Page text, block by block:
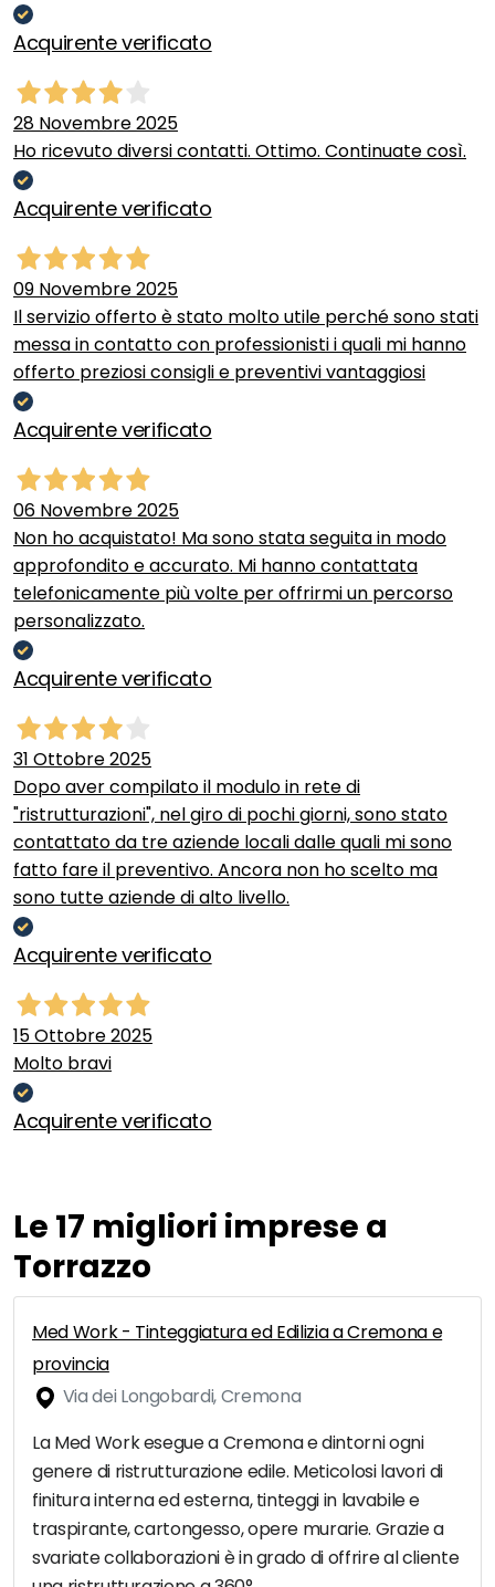
Acquirente verificato
28 Novembre 2025
Ho ricevuto diversi contatti. Ottimo. Continuate così.
Acquirente verificato
09 Novembre 2025
Il servizio offerto è stato molto utile perché sono stati
messa in contatto con professionisti i quali mi hanno
offerto preziosi consigli e preventivi vantaggiosi
Acquirente verificato
06 Novembre 2025
Non ho acquistato! Ma sono stata seguita in modo
approfondito e accurato. Mi hanno contattata
telefonicamente più volte per offrirmi un percorso
personalizzato.
Acquirente verificato
31 Ottobre 2025
Dopo aver compilato il modulo in rete di
"ristrutturazioni", nel giro di pochi giorni, sono stato
contattato da tre aziende locali dalle quali mi sono
fatto fare il preventivo. Ancora non ho scelto ma
sono tutte aziende di alto livello.
Acquirente verificato
15 Ottobre 2025
Molto bravi
Acquirente verificato
Le 17 migliori imprese a
Torrazzo
Med Work - Tinteggiatura ed Edilizia a Cremona e
provincia
Via dei Longobardi, Cremona
La Med Work esegue a Cremona e dintorni ogni
genere di ristrutturazione edile. Meticolosi lavori di
finitura interna ed esterna, tinteggi in lavabile e
traspirante, cartongesso, opere murarie. Grazie a
svariate collaborazioni è in grado di offrire al cliente